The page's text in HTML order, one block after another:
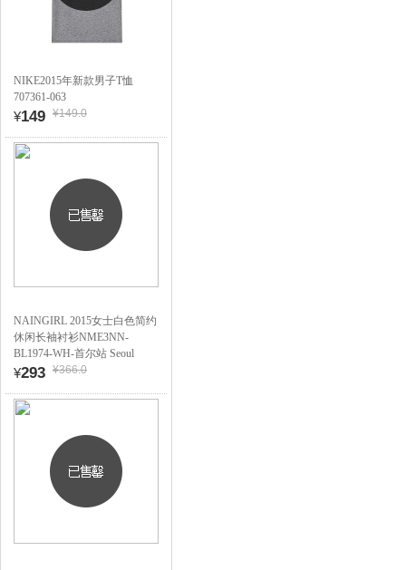
NIKE2015年新款男子T恤
707361-063
¥149 ¥149.0
NAINGIRL 2015女士白色简约
休闲长袖衬衫NME3NN-
BL1974-WH-首尔站 Seoul
¥293 ¥366.0